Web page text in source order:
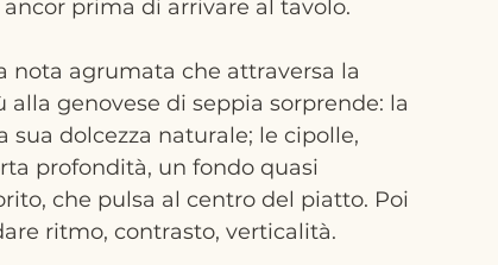
prima di arrivare al tavolo.
nota agrumata che attraversa la
genovese di seppia sorprende: la
sua dolcezza naturale; le cipolle,
profondità, un fondo quasi
che pulsa al centro del piatto. Poi
ritmo, contrasto, verticalità.